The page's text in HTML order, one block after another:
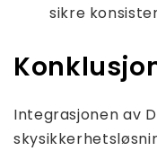
sikre
Integrasjonen av